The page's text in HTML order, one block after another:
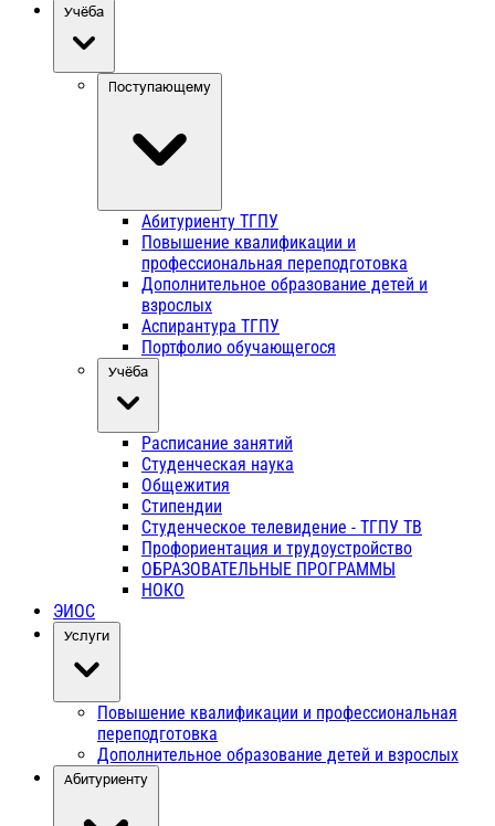
Учёба
Поступающему
Абитуриенту ТГПУ
Повышение квалификации и
профессиональная переподготовка
Дополнительное образование детей и
взрослых
Аспирантура ТГПУ
Портфолио обучающегося
Учёба
Расписание занятий
Студенческая наука
Общежития
Стипендии
Студенческое телевидение - ТГПУ ТВ
Профориентация и трудоустройство
ОБРАЗОВАТЕЛЬНЫЕ ПРОГРАММЫ
НОКО
ЭИОС
Услуги
Повышение квалификации и профессиональная
переподготовка
Дополнительное образование детей и взрослых
Абитуриенту